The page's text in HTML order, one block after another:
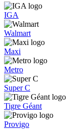
IGA
Walmart
Maxi
Metro
Super C
Tigre Géant
Provigo